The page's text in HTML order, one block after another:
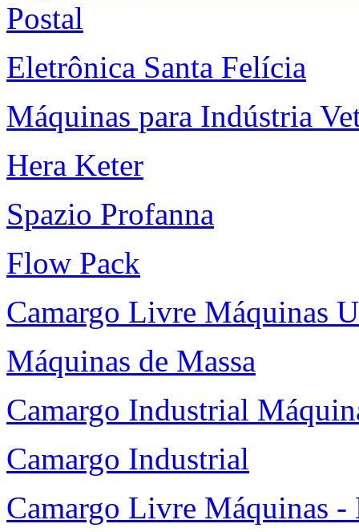
Postal
Eletrônica Santa Felícia
Máquinas para Indústria
Hera Keter
Spazio Profanna
Flow Pack
Camargo Livre Máquinas
Máquinas de Massa
Camargo Industrial
Camargo Industrial
Camargo Livre Máquinas -